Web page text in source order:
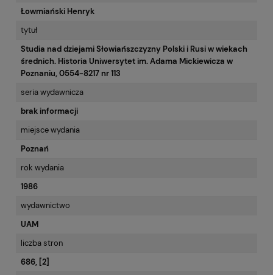
Łowmiański Henryk
tytuł
Studia nad dziejami Słowiańszczyzny Polski i Rusi w wiekach
średnich. Historia Uniwersytet im. Adama Mickiewicza w
Poznaniu, 0554-8217 nr 113
seria wydawnicza
brak informacji
miejsce wydania
Poznań
rok wydania
1986
wydawnictwo
UAM
liczba stron
686, [2]